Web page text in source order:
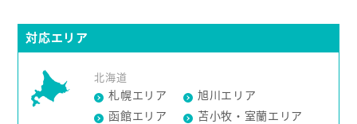
対応エリア
北海道
札幌エリア
旭川エリア
函館エリア
苫小牧・室蘭エリア